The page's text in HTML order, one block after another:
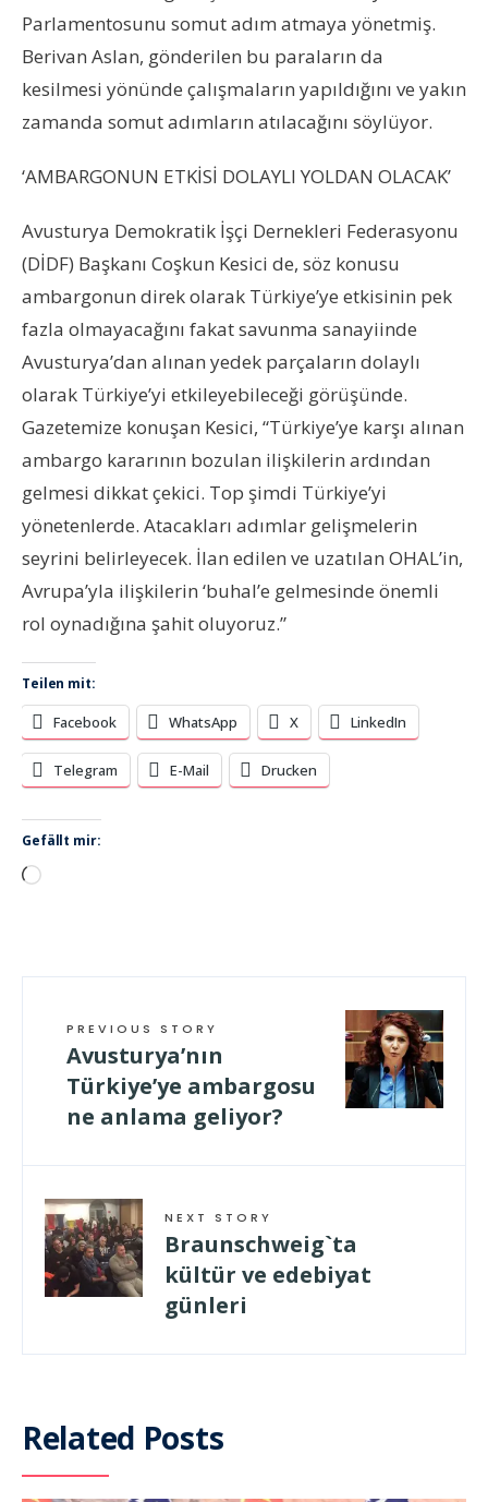
Parlamentosunu somut adım atmaya yönetmiş.
Berivan Aslan, gönderilen bu paraların da
kesilmesi yönünde çalışmaların yapıldığını ve yakın
zamanda somut adımların atılacağını söylüyor.
‘AMBARGONUN ETKİSİ DOLAYLI YOLDAN OLACAK’
Avusturya Demokratik İşçi Dernekleri Federasyonu
(DİDF) Başkanı Coşkun Kesici de, söz konusu
ambargonun direk olarak Türkiye’ye etkisinin pek
fazla olmayacağını fakat savunma sanayiinde
Avusturya’dan alınan yedek parçaların dolaylı
olarak Türkiye’yi etkileyebileceği görüşünde.
Gazetemize konuşan Kesici, “Türkiye’ye karşı alınan
ambargo kararının bozulan ilişkilerin ardından
gelmesi dikkat çekici. Top şimdi Türkiye’yi
yönetenlerde. Atacakları adımlar gelişmelerin
seyrini belirleyecek. İlan edilen ve uzatılan OHAL’in,
Avrupa’yla ilişkilerin ‘buhal’e gelmesinde önemli
rol oynadığına şahit oluyoruz.”
Teilen mit:
Facebook WhatsApp X LinkedIn
Telegram E-Mail Drucken
Gefällt mir:
Wird
PREVIOUS STORY
Avusturya’nın
Türkiye’ye ambargosu
ne anlama geliyor?
NEXT STORY
Braunschweig`ta
kültür ve edebiyat
günleri
Related Posts